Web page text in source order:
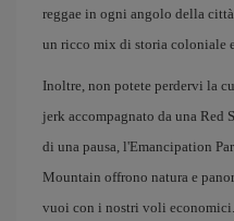
reggae in ogni angolo della
un ricco mix di storia coloniale
Inoltre, non potete perdervi la
jerk accompagnato da una Red
di una pausa, l'Emancipation
Mountain offrono natura e
vuoi con i nostri voli economici.